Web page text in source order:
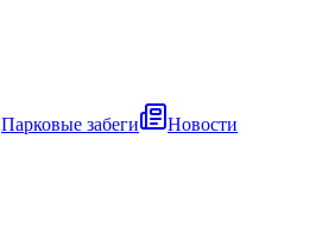
Парковые забеги Новости